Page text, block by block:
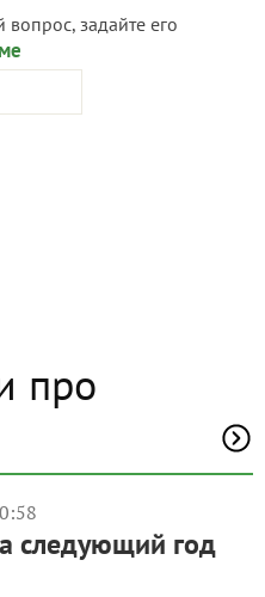
вопрос, задайте его
про
следующий год